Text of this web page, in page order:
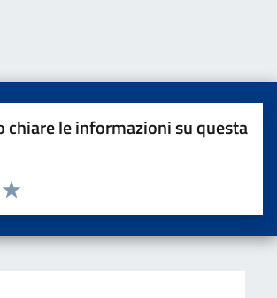
chiare le informazioni su questa
la pagina
Valuta 5 stelle su 5
4 stelle su 5
stelle su 5
su 5
su 5